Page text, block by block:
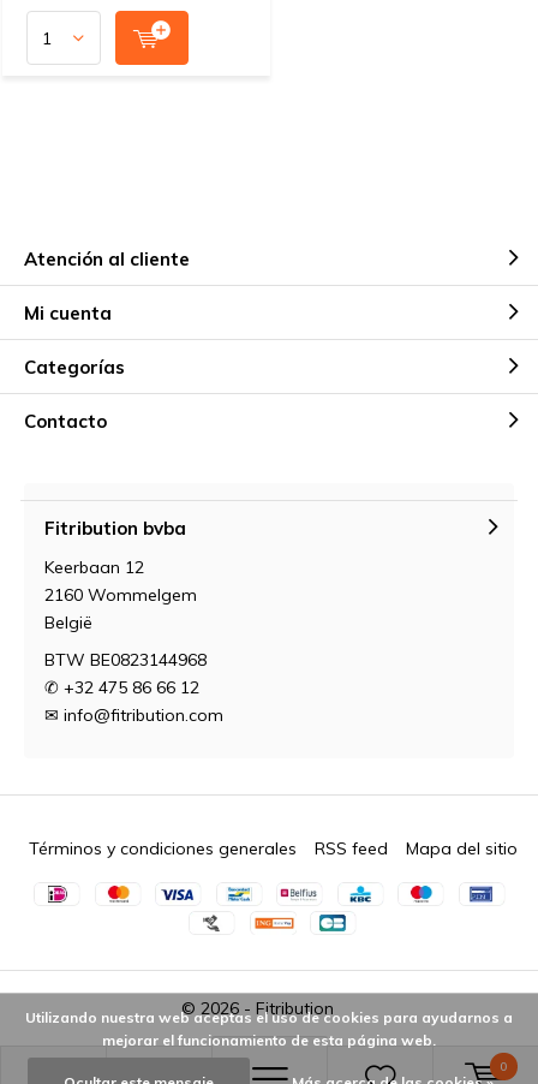
0
Atención al cliente
Mi cuenta
Categorías
Contacto
Fitribution bvba
Keerbaan 12
2160 Wommelgem
België
BTW BE0823144968
✆ +32 475 86 66 12
✉ info@fitribution.com
© 2026 - Fitribution
Términos y condiciones generales RSS feed Mapa del sitio
Utilizando nuestra web aceptas el uso de cookies para ayudarnos a
mejorar el funcionamiento de esta página web.